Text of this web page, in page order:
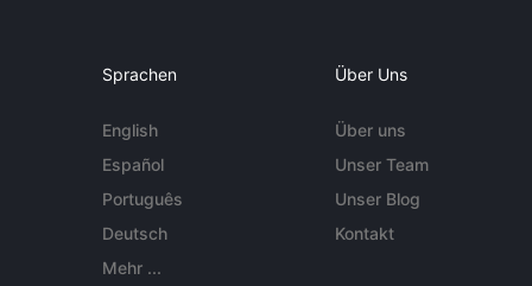
Sprachen
English
Español
Português
Deutsch
Mehr ...
Über Uns
Über uns
Unser Team
Unser Blog
Kontakt